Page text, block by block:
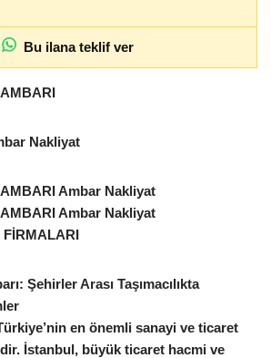
Bu ilana teklif ver
Nakliyat
Ambar Nakliyat
Ambar Nakliyat
FİRMALARI
Şehirler Arası Taşımacılıkta
en önemli sanayi ve ticaret
İstanbul, büyük ticaret hacmi ve